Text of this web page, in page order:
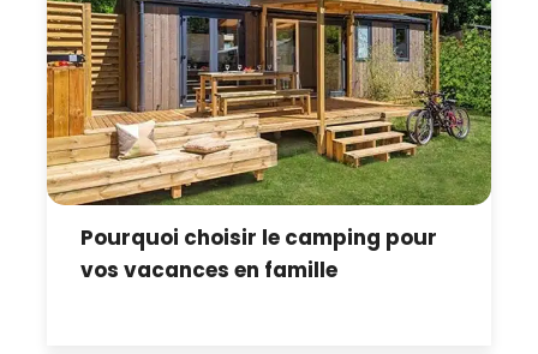
Pourquoi choisir le camping pour
vos vacances en famille